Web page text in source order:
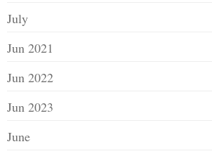
July
Jun 2021
Jun 2022
Jun 2023
June